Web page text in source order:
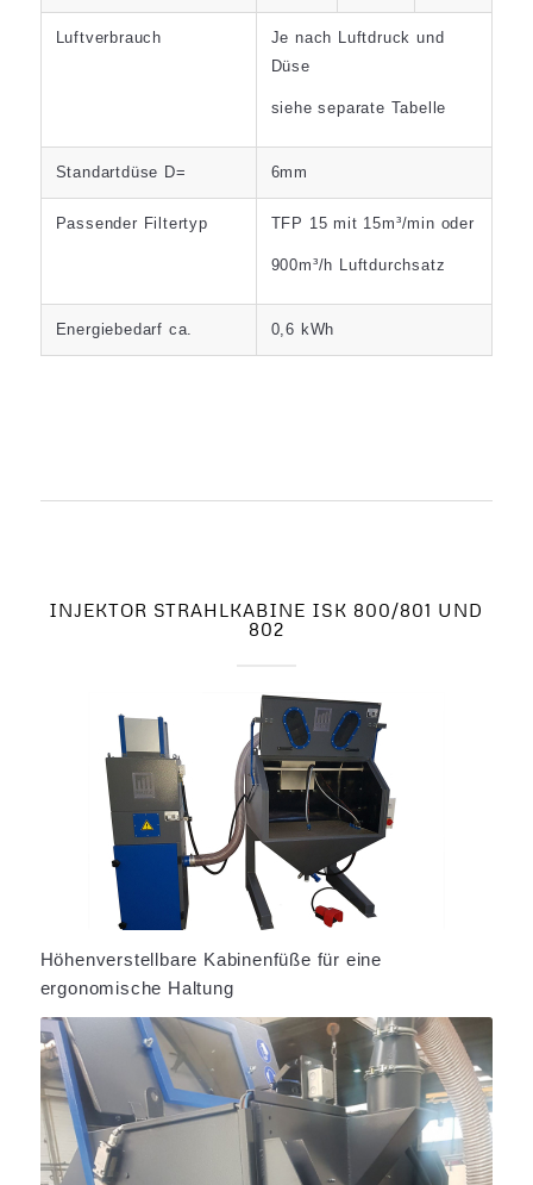
Luftverbrauch
Je nach Luftdruck und
Düse
siehe separate Tabelle
Standartdüse D= 6mm
Passender Filtertyp TFP 15 mit 15m³/min oder
900m³/h Luftdurchsatz
Energiebedarf ca. 0,6 kWh
INJEKTOR STRAHLKABINE ISK 800/801 UND
802
Höhenverstellbare Kabinenfüße für eine
ergonomische Haltung